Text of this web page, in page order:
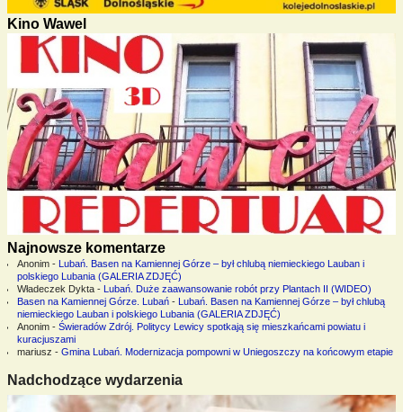
Kino Wawel
Najnowsze komentarze
Anonim-
Lubań. Basen na Kamiennej Górze – był chlubą niemieckiego Lauban i
polskiego Lubania (GALERIA ZDJĘĆ)
Władeczek Dykta-
Lubań. Duże zaawansowanie robót przy Plantach II (WIDEO)
Basen na Kamiennej Górze. Lubań-
Lubań. Basen na Kamiennej Górze – był chlubą
niemieckiego Lauban i polskiego Lubania (GALERIA ZDJĘĆ)
Anonim- Świeradów Zdrój. Politycy Lewicy spotkają się mieszkańcami powiatu i
kuracjuszami
mariusz - Gmina Lubań. Modernizacja pompowni w Uniegoszczy na końcowym etapie
Nadchodzące wydarzenia